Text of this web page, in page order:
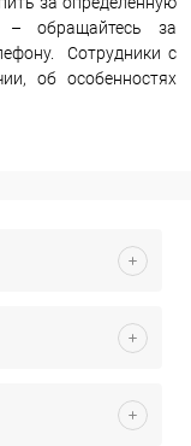
– обращайтесь за
Сотрудники с
об особенностях